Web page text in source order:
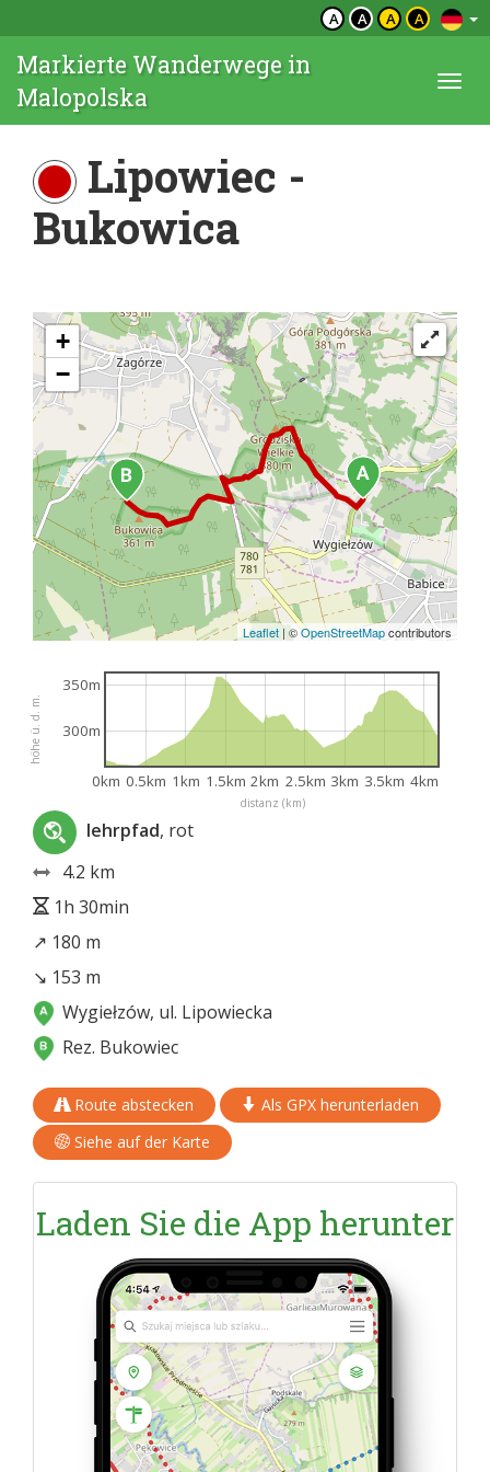
A A A A
Markierte Wanderwege in
Malopolska
Lipowiec -
Bukowica
+
−
Leaflet | ©OpenStreetMapcontributors
distanz (km)
höhe ü. d. m.
0km 0.5km 1km 1.5km 2km 2.5km 3km 3.5km 4km
300m
350m
lehrpfad, rot
4.2 km
1h 30min
↗ 180 m
↘ 153 m
Wygiełzów, ul. Lipowiecka
Rez. Bukowiec
Route abstecken
Als GPX herunterladen
Siehe auf der Karte
Laden Sie die App herunter